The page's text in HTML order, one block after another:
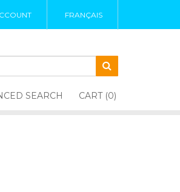
FRANÇAIS
SEARCH CART (0)